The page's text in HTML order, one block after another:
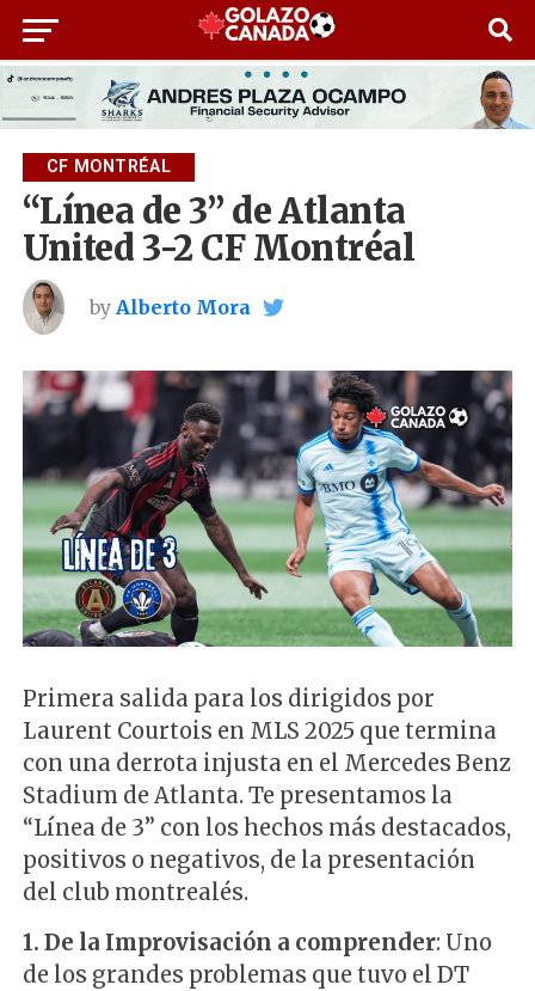
CF MONTRÉAL
“Línea de 3” de Atlanta
United 3-2 CF Montréal
by Alberto Mora
Primera salida para los dirigidos por
Laurent Courtois en MLS 2025 que termina
con una derrota injusta en el Mercedes Benz
Stadium de Atlanta. Te presentamos la
“Línea de 3” con los hechos más destacados,
positivos o negativos, de la presentación
del club montrealés.
1. De la Improvisación a comprender: Uno
de los grandes problemas que tuvo el DT